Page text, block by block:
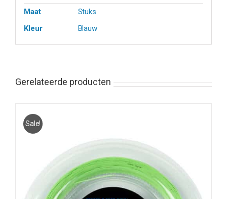
Maat
Stuks
Kleur
Blauw
Gerelateerde producten
Sale!